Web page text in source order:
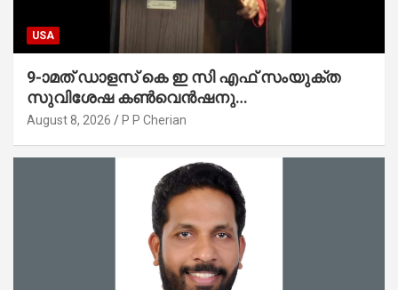
USA
9-ാമത് ഡാളസ് കെ ഇ സി എഫ് സംയുക്ത
സുവിശേഷ കൺവെൻഷനു
പ്രാർത്ഥനാനിർഭരമായ തുടക്കം
August 8, 2026 P P Cherian